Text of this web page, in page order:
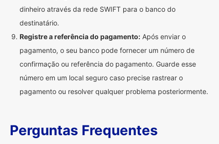
dinheiro através da rede SWIFT para o banco do
destinatário.
Registre a referência do pagamento: Após enviar o
pagamento, o seu banco pode fornecer um número de
confirmação ou referência do pagamento. Guarde esse
número em um local seguro caso precise rastrear o
pagamento ou resolver qualquer problema posteriormente.
Perguntas Frequentes